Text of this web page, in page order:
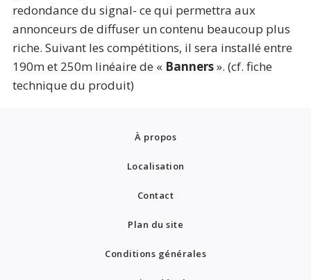
redondance du signal- ce qui permettra aux
annonceurs de diffuser un contenu beaucoup plus
riche. Suivant les compétitions, il sera installé entre
190m et 250m linéaire de « Banners». (cf. fiche
technique du produit)
À propos
Localisation
Contact
Plan du site
Conditions générales